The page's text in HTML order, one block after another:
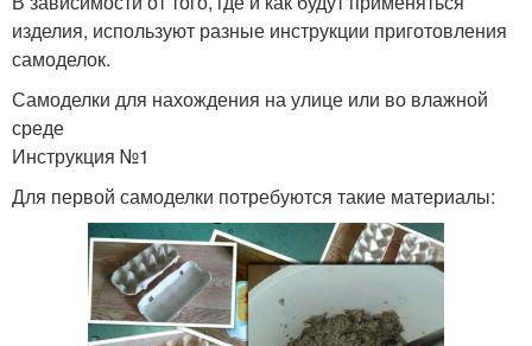
изделия, используют разные инструкции приготовления
самоделок.
Самоделки для нахождения на улице или во влажной
среде
Инструкция №1
Для первой самоделки потребуются такие материалы: